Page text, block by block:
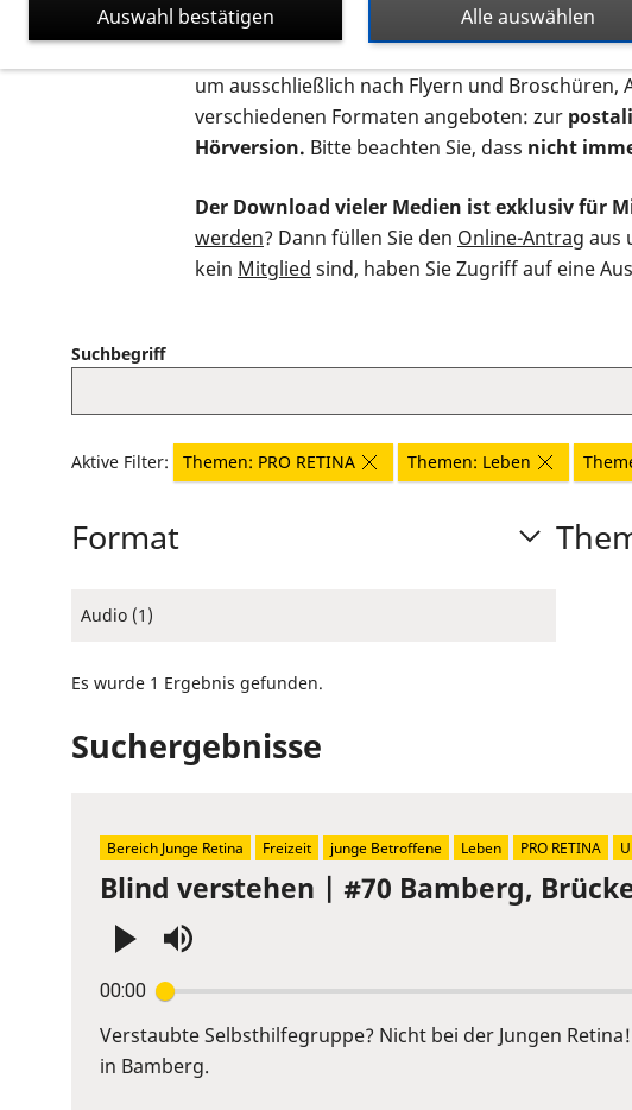
Auf dieser Seite finden Sie sämtliches
um ausschließlich nach Flyern und
verschiedenen Formaten angeboten: zur
Hörversion. Bitte beachten Sie, dass nicht
Der Download vieler Medien ist exklusiv für
werden? Dann füllen Sie den Online-Antrag aus
kein Mitglied sind, haben Sie Zugriff auf eine
Suchbegriff
Aktive Filter: Themen: PRO RETINA Themen: Leben
Format
Audio (1)
Es wurde 1 Ergebnis gefunden.
Suchergebnisse
Blind verstehen | #70 Bamberg,
00:00
Enter
or
Space
Verstaubte Selbsthilfegruppe? Nicht bei der Jungen
in Bamberg.
Bereich Junge Retina Freizeit junge Betroffene Leben PRO RETINA
Alle auswählen
Auswahl bestätigen